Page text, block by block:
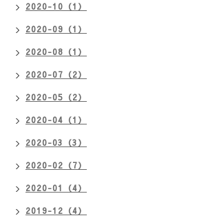
2020-10（1）
2020-09（1）
2020-08（1）
2020-07（2）
2020-05（2）
2020-04（1）
2020-03（3）
2020-02（7）
2020-01（4）
2019-12（4）